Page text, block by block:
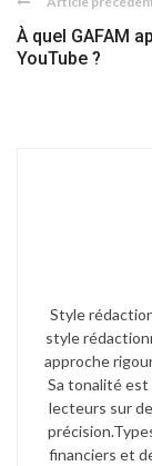
À quel GAFAM
YouTube ?
Style
style
approche
Sa tonalité est
lecteurs sur
précision.​
financiers et